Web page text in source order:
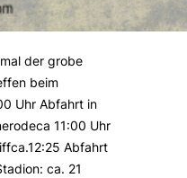
der grobe
beim
Uhr Abfahrt in
11:00 Uhr
Abfahrt
ca. 21